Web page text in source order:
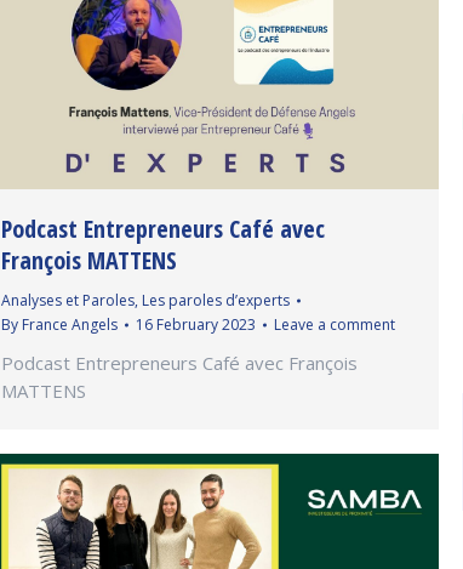
Podcast Entrepreneurs Café avec
François MATTENS
Analyses et Paroles, Les paroles d’experts
By France Angels 16 February 2023 Leave a comment
Podcast Entrepreneurs Café avec François
MATTENS